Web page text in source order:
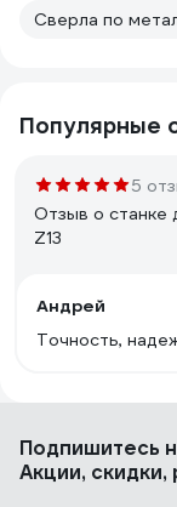
Сверла по
Популярные
5
Отзыв о станке
Z13
Андрей
Точность,
Подпишитесь
Акции,